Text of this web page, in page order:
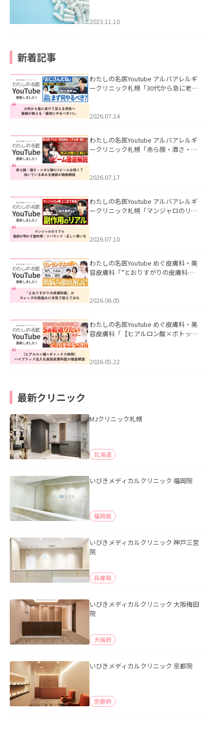
2023.11.10
新着記事
わたしの名医Youtube アルバアレルギ
ークリニック札幌「30代から急に老け
た。
2026.07.24
わたしの名医Youtube アルバアレルギ
ークリニック札幌「赤ら顔・酒さ・ニ
した。
2026.07.17
わたしの名医Youtube アルバアレルギ
ークリニック札幌「マンジャロのリア
た。
2026.07.10
わたしの名医Youtube めぐ皮膚科・美
容皮膚科「”とおりすがりの皮膚科
2026.06.05
わたしの名医Youtube めぐ皮膚科・美
容皮膚科「【ヒアルロン酸×ボトック
た。
2026.05.22
最新クリニック
MJクリニック札幌
北海道
いびきメディカルクリニック 福岡院
福岡県
いびきメディカルクリニック 神戸三宮
院
兵庫県
いびきメディカルクリニック 大阪梅田
院
大阪府
いびきメディカルクリニック 京都院
京都府